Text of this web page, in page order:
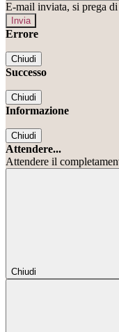
E-mail inviata, si prega
Errore
Chiudi
Successo
Chiudi
Informazione
Chiudi
Attendere...
Attendere il
Chiudi